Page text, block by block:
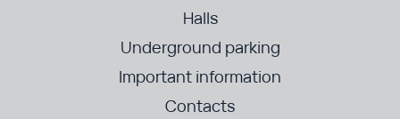
Halls
Underground parking
Important information
Contacts